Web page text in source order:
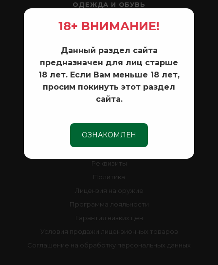
ОДЕЖДА И ОБУВЬ
ЛОДКИ И МОТОРЫ
КОМПАНИЯ
Новости
Реквизиты
Политика
Лицензия на оружие
Программа лояльности
Гарантия низких цен
Условия продажи лицензионных товаров
Соглашение на обработку персональных данных
18+ ВНИМАНИЕ!
Данный раздел сайта
предназначен для лиц старше
18 лет. Если Вам меньше 18 лет,
просим покинуть этот раздел
сайта.
ОЗНАКОМЛЕН